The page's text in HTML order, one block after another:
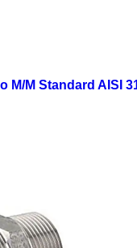
M/M Standard AISI